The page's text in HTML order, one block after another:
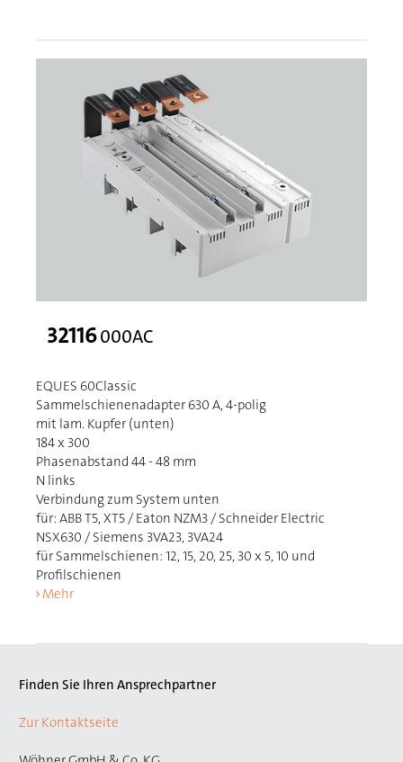
32116000AC
EQUES 60Classic
Sammelschienenadapter 630 A, 4-polig
mit lam. Kupfer (unten)
184 x 300
Phasenabstand 44 - 48 mm
N links
Verbindung zum System unten
für: ABB T5, XT5 / Eaton NZM3 / Schneider Electric
NSX630 / Siemens 3VA23, 3VA24
für Sammelschienen: 12, 15, 20, 25, 30 x 5, 10 und
Profilschienen
Mehr
Finden Sie Ihren Ansprechpartner
Zur Kontaktseite